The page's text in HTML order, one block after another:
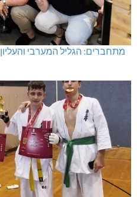
מתחברים: הגליל המערבי והעליון